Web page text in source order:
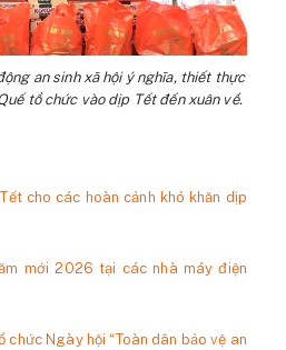
an sinh xã hội ý nghĩa, thiết thực
tổ chức vào dịp Tết đến xuân về.
cho các hoàn cảnh khó khăn dịp
mới 2026 tại các nhà máy điện
chức Ngày hội “Toàn dân bảo vệ an